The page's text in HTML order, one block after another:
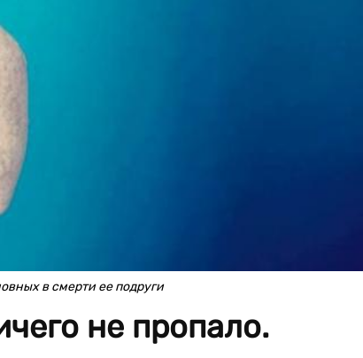
в смерти ее подруги
не пропало.